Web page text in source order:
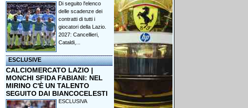
Di seguito l'elenco
delle scadenze dei
contratti di tutti i
giocatori della Lazio.
2027: Cancellieri,
Cataldi,...
ESCLUSIVE
CALCIOMERCATO LAZIO |
MONCHI SFIDA FABIANI: NEL
MIRINO C'È UN TALENTO
SEGUITO DAI BIANCOCELESTI
ESCLUSIVA